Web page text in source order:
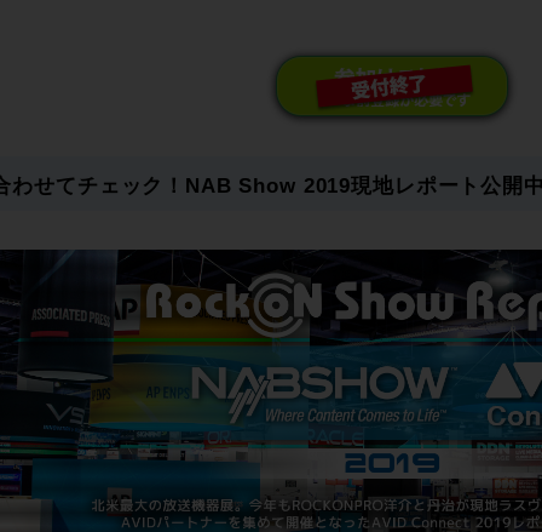
せてチェック！NAB Show 2019現地レポート公開